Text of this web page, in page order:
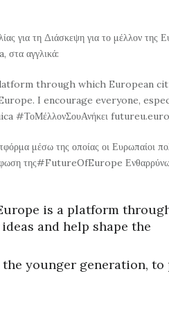
για τη Διάσκεψη για το μέλλον της
στα αγγλικά:
through which European
I encourage everyone,
#ΤοΜέλλονΣουΑνήκει
μέσω της οποίας οι Ευρωπαίοι
της#FutureOfEurope Ενθαρρύνω
is a platform
and help shape the
younger generation,